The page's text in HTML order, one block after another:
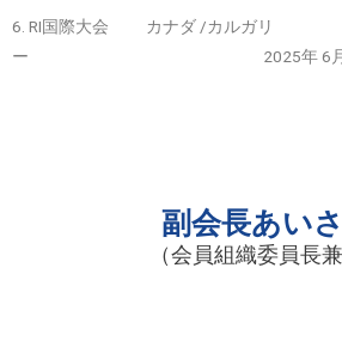
6. RI国際大会 カナダ /カルガリ
ー 2025年 6月21日(土)
副会長あい
（会員組織委員長兼